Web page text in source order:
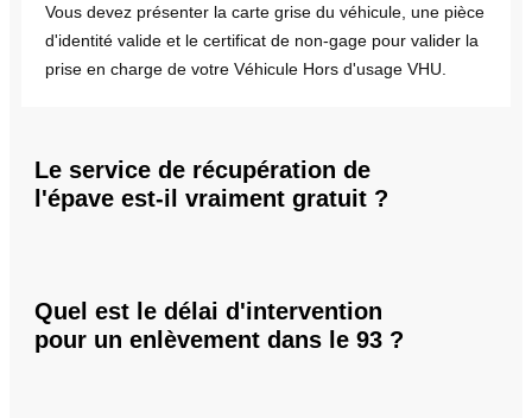
Vous devez présenter la carte grise du véhicule, une pièce
d'identité valide et le certificat de non-gage pour valider la
prise en charge de votre Véhicule Hors d'usage VHU.
Le service de récupération de
l'épave est-il vraiment gratuit ?
Quel est le délai d'intervention
pour un enlèvement dans le 93 ?